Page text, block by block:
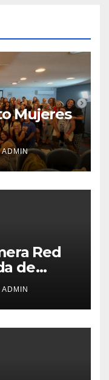
Mujeres
ADMIN
Red
de
ADMIN